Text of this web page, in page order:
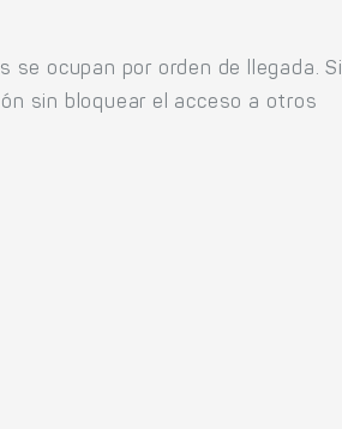
ocupan por orden de llegada. Si
sin bloquear el acceso a otros